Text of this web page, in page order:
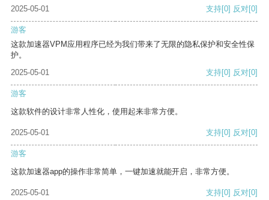
2025-05-01
支持[0] 反对[0]
游客
这款加速器VPM应用程序已经为我们带来了无限的隐私保护和安全性保
护。
2025-05-01
支持[0] 反对[0]
游客
这款软件的设计非常人性化，使用起来非常方便。
2025-05-01 支持[0] 反对[0]
游客
这款加速器app的操作非常简单，一键加速就能开启，非常方便。
2025-05-01 支持[0] 反对[0]